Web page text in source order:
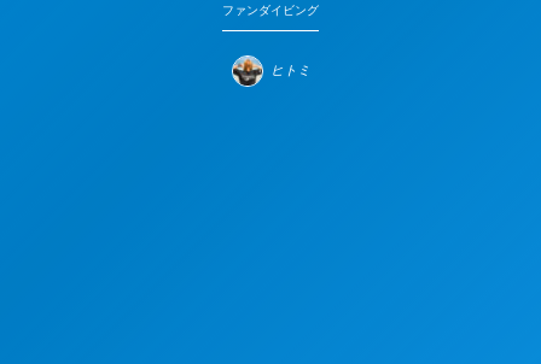
ファンダイビング
ヒトミ